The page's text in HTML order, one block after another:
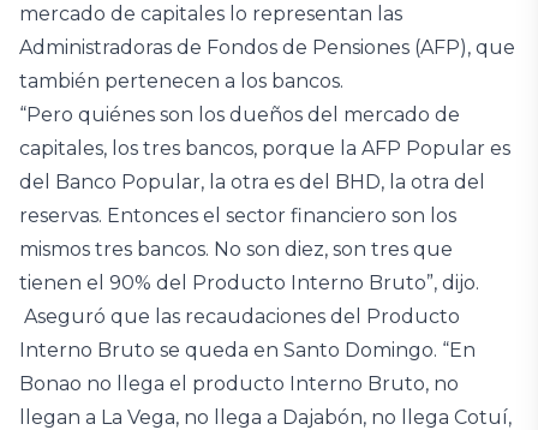
mercado de capitales lo representan las
Administradoras de Fondos de Pensiones (AFP), que
también pertenecen a los bancos.
“Pero quiénes son los dueños del mercado de
capitales, los tres bancos, porque la AFP Popular es
del Banco Popular, la otra es del BHD, la otra del
reservas. Entonces el sector financiero son los
mismos tres bancos. No son diez, son tres que
tienen el 90% del Producto Interno Bruto”, dijo.
Aseguró que las recaudaciones del Producto
Interno Bruto se queda en Santo Domingo. “En
Bonao no llega el producto Interno Bruto, no
llegan a La Vega, no llega a Dajabón, no llega Cotuí,